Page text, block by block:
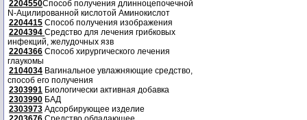
2204550Способ получения длинноцепочечной
N-Ацилированной кислотой Аминокислот
2204415 Способ получения изображения
2204394 Средство для лечения грибковых
инфекций, желудочных язв
2204366 Способ хирургического лечения
глаукомы
2104034 Вагинальное увлажняющие средство,
способ его получения
2303991 Биологически активная добавка
2303990 БАД
2303973 Адсорбирующее изделие